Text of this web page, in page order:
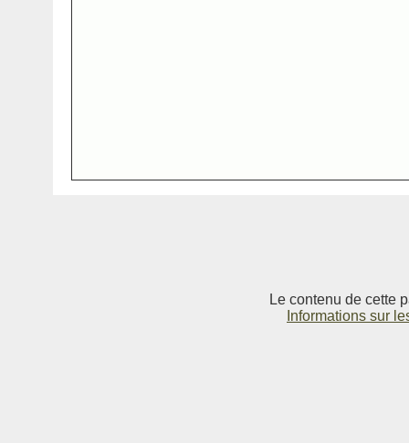
Le contenu de cette
Informations sur